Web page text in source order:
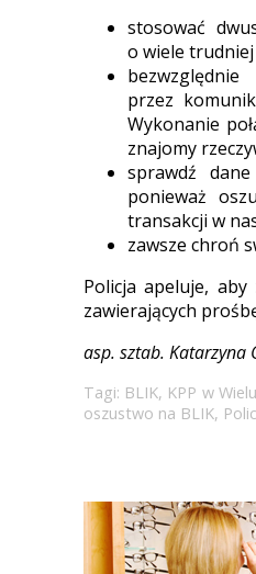
stosować
o wiele
przez
Wykonanie
znajomy
sprawdź
ponieważ
transakcji w
zawsze chroń
Policja apeluje,
zawierających
asp. sztab. Katarzyna
Tagi: BLIK, KPP w
oszustwo na BLIK,